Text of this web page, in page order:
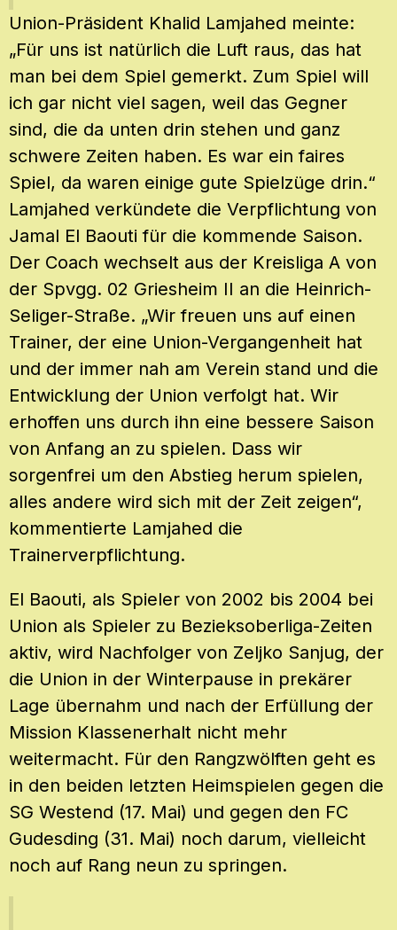
Union-Präsident Khalid Lamjahed meinte:
„Für uns ist natürlich die Luft raus, das hat
man bei dem Spiel gemerkt. Zum Spiel will
ich gar nicht viel sagen, weil das Gegner
sind, die da unten drin stehen und ganz
schwere Zeiten haben. Es war ein faires
Spiel, da waren einige gute Spielzüge drin.“
Lamjahed verkündete die Verpflichtung von
Jamal El Baouti für die kommende Saison.
Der Coach wechselt aus der Kreisliga A von
der Spvgg. 02 Griesheim II an die Heinrich-
Seliger-Straße. „Wir freuen uns auf einen
Trainer, der eine Union-Vergangenheit hat
und der immer nah am Verein stand und die
Entwicklung der Union verfolgt hat. Wir
erhoffen uns durch ihn eine bessere Saison
von Anfang an zu spielen. Dass wir
sorgenfrei um den Abstieg herum spielen,
alles andere wird sich mit der Zeit zeigen“,
kommentierte Lamjahed die
Trainerverpflichtung.
El Baouti, als Spieler von 2002 bis 2004 bei
Union als Spieler zu Bezieksoberliga-Zeiten
aktiv, wird Nachfolger von Zeljko Sanjug, der
die Union in der Winterpause in prekärer
Lage übernahm und nach der Erfüllung der
Mission Klassenerhalt nicht mehr
weitermacht. Für den Rangzwölften geht es
in den beiden letzten Heimspielen gegen die
SG Westend (17. Mai) und gegen den FC
Gudesding (31. Mai) noch darum, vielleicht
noch auf Rang neun zu springen.